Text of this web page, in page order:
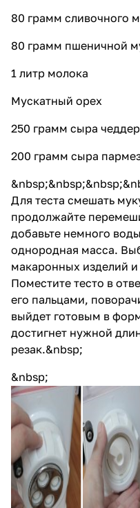
80 грамм сливочного
80 грамм пшеничной
1 литр молока
Мускатный орех
250 грамм сыра чеддер
200 грамм сыра
Для теста смешать
продолжайте
добавьте немного
однородная масса.
макаронных изделий и
Поместите тесто в
его пальцами,
выйдет готовым в
достигнет нужной
резак.&nbsp;
&nbsp;